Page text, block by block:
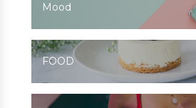
Mood
FOOD